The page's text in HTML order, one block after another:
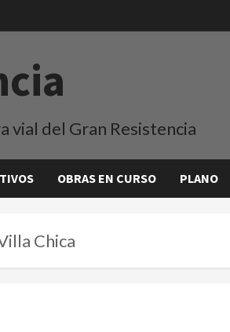
del Gran Resistencia
OBRAS EN CURSO PLANO
Chica